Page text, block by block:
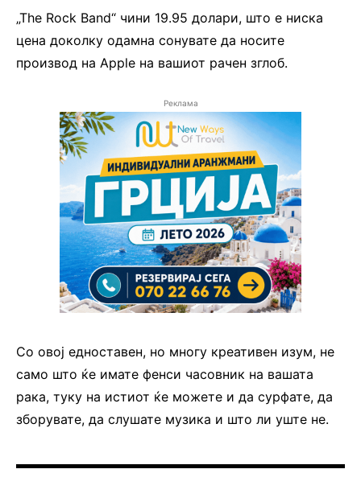
„The Rock Band“ чини 19.95 долари, што е ниска
цена доколку одамна сонувате да носите
производ на Apple на вашиот рачен зглоб.
Реклама
Со овој едноставен, но многу креативен изум, не
само што ќе имате фенси часовник на вашата
рака, туку на истиот ќе можете и да сурфате, да
зборувате, да слушате музика и што ли уште не.